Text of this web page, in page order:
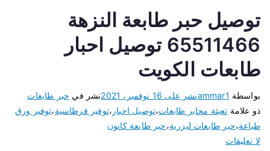
توصيل حبر طابعة النزهة
65511466 توصيل احبار
طابعات الكويت
بواسطة ammar1نشر على 16 نوفمبر، 2021 نشر في حبر طابعات
ذو علامة تعبئة محابر طابعات،توصيل احبار ،توفير قرطاسية،توفير ورق
طباعة،حبر طابعات ليزرية،حبر طابعة كانون
لا تعليقات